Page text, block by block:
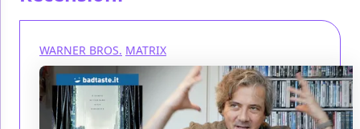
WARNER BROS. MATRIX